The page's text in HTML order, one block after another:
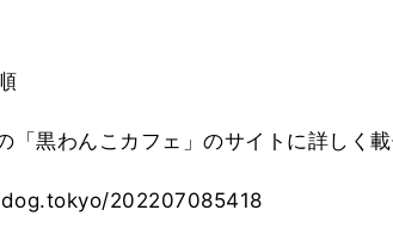
「黒わんこカフェ」のサイトに詳しく
202207085418